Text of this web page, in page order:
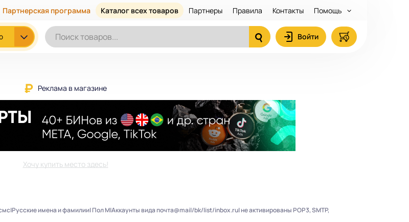
Партнерская программа Каталог всех товаров Партнеры Правила Контакты Помощь
Войти
Реклама в магазине
Хочу купить место здесь!
имена и фамилии| Пол М|Аккаунты вида почта@mail/bk/list/inbox.ru| не активированы POP3, SMTP,